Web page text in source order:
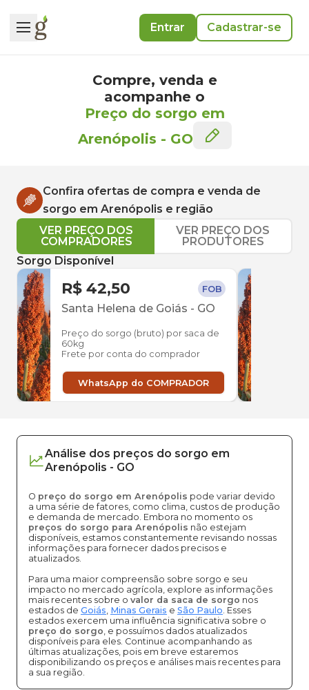
Entrar Cadastrar-se
Compre, venda e
acompanhe o
Preço do sorgo em
Arenópolis - GO
Confira ofertas de compra e venda de
sorgo em Arenópolis e região
VER PREÇO DOS
COMPRADORES
VER PREÇO DOS
PRODUTORES
Sorgo Disponível
R$ 42,50 FOB
Santa Helena de Goiás - GO
Preço do sorgo (bruto) por saca de
60kg
Frete por conta do comprador
WhatsApp do COMPRADOR
Análise dos preços do sorgo em
Arenópolis - GO
O preço do sorgo em Arenópolis pode variar devido
a uma série de fatores, como clima, custos de produção
e demanda de mercado. Embora no momento os
preços do sorgo para Arenópolis não estejam
disponíveis, estamos constantemente revisando nossas
informações para fornecer dados precisos e
atualizados.
Para uma maior compreensão sobre sorgo e seu
impacto no mercado agrícola, explore as informações
mais recentes sobre o valor da saca de sorgo nos
estados de Goiás, Minas Gerais e São Paulo. Esses
estados exercem uma influência significativa sobre o
preço do sorgo, e possuímos dados atualizados
disponíveis para eles. Continue acompanhando as
últimas atualizações, pois em breve estaremos
disponibilizando os preços e análises mais recentes para
a sua região.